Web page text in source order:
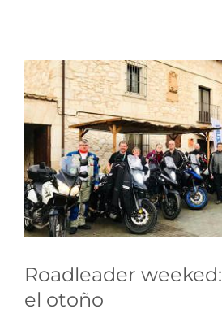
Roadleader
Apurando el
Novedades
Roadleader
el otoño